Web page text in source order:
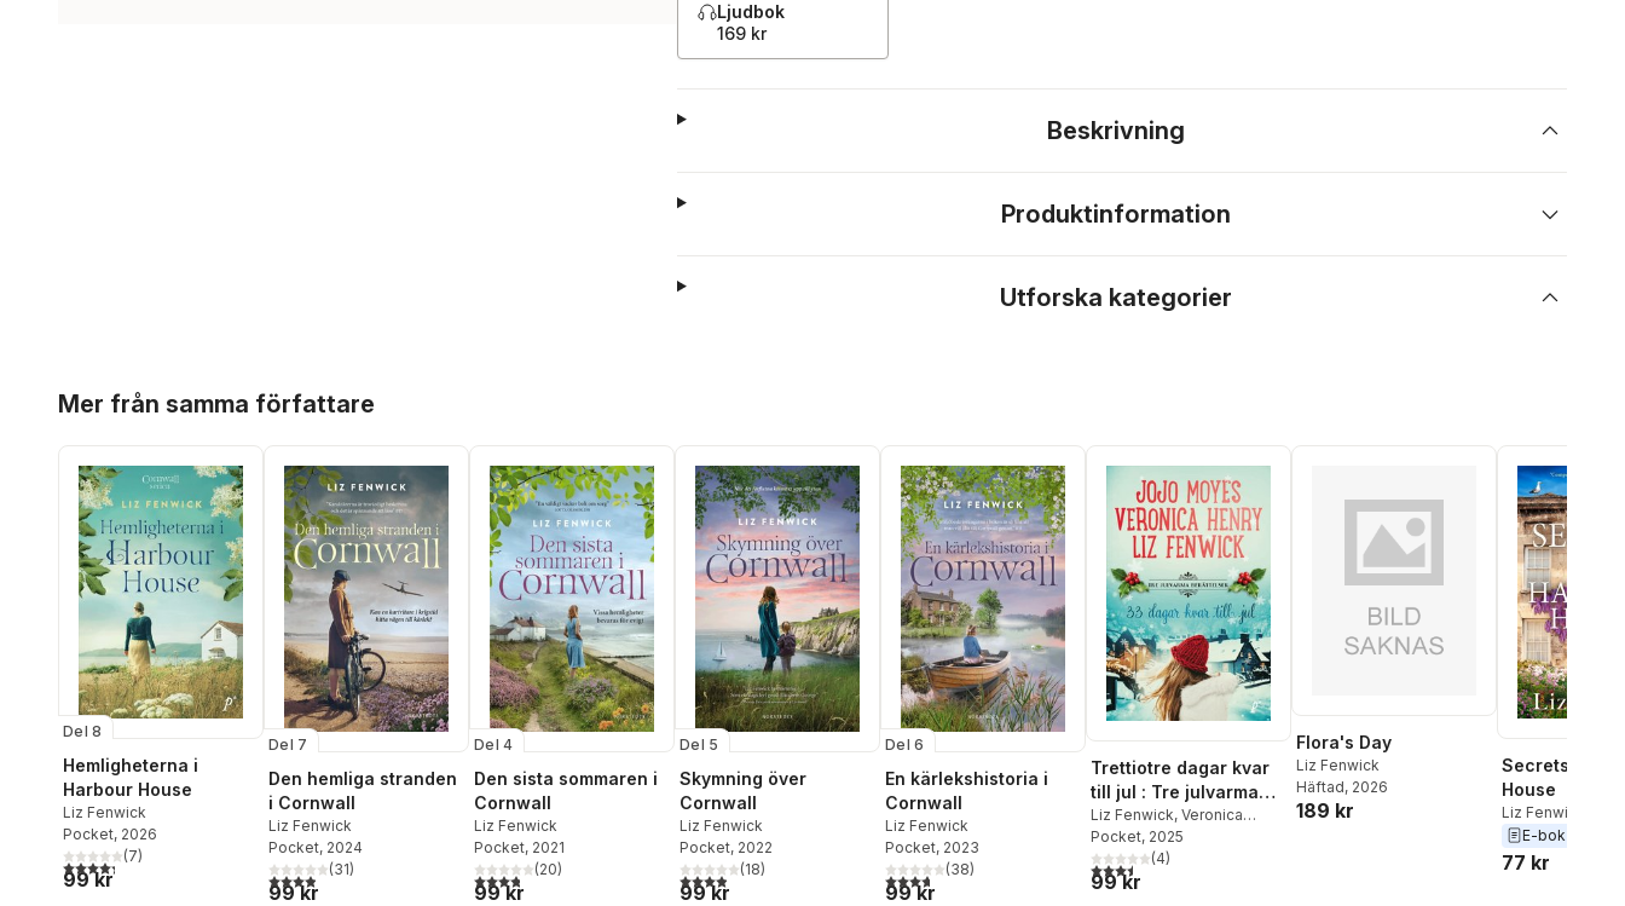
Ljudbok
169 kr
Beskrivning
Produktinformation
Utforska kategorier
Mer från samma författare
Del 8
Hemligheterna i
Harbour House
Liz Fenwick
Pocket, 2026
4,3utav 5 stjärnor. Totalt antal röster:
(7)
99 kr
Del 7
Den hemliga stranden
i Cornwall
Liz Fenwick
Pocket, 2024
3,9utav 5 stjärnor. Totalt antal röster:
(31)
99 kr
Del 4
Den sista sommaren i
Cornwall
Liz Fenwick
Pocket, 2021
3,8utav 5 stjärnor. Totalt antal röster:
(20)
99 kr
Del 5
Skymning över
Cornwall
Liz Fenwick
Pocket, 2022
3,9utav 5 stjärnor. Totalt antal röster:
(18)
99 kr
Del 6
En kärlekshistoria i
Cornwall
Liz Fenwick
Pocket, 2023
3,7utav 5 stjärnor. Totalt antal röster:
(38)
99 kr
Trettiotre dagar kvar
till jul : Tre julvarma
berättelser
Liz Fenwick, Veronica
Henry,Jojo Moyes
Pocket, 2025
3,5utav 5 stjärnor. Totalt antal röster:
(4)
99 kr
Flora's Day
Liz Fenwick
Häftad, 2026
189 kr
Secrets of
House
Liz Fenwick
E-bok
77 kr